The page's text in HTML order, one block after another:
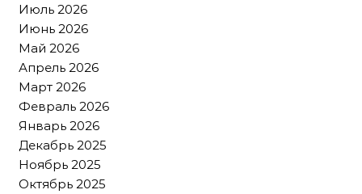
Июль 2026
Июнь 2026
Май 2026
Апрель 2026
Март 2026
Февраль 2026
Январь 2026
Декабрь 2025
Ноябрь 2025
Октябрь 2025